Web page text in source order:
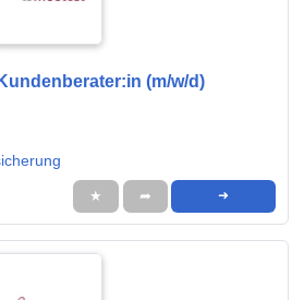
(m/w/d)
★ ➦ ➜